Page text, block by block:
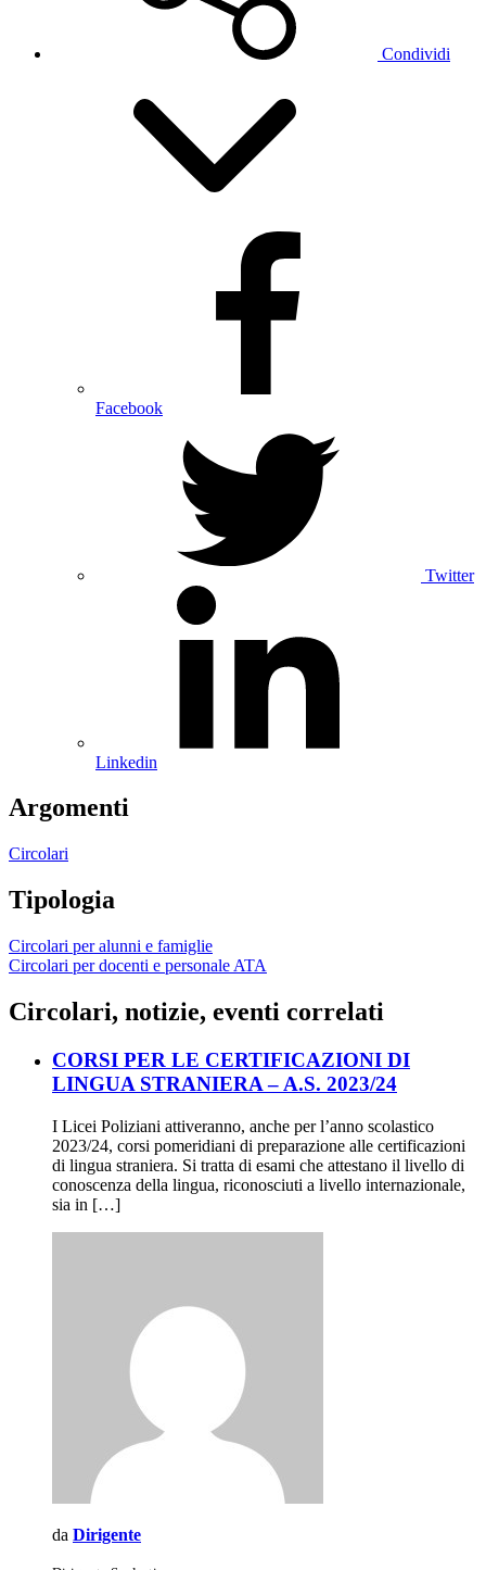
Condividi
Facebook
Twitter
Linkedin
Argomenti
Circolari
Tipologia
Circolari per alunni e famiglie
Circolari per docenti e personale ATA
Circolari, notizie, eventi correlati
CORSI PER LE CERTIFICAZIONI DI
LINGUA STRANIERA – A.S. 2023/24
I Licei Poliziani attiveranno, anche per l’anno scolastico
2023/24, corsi pomeridiani di preparazione alle certificazioni
di lingua straniera. Si tratta di esami che attestano il livello di
conoscenza della lingua, riconosciuti a livello internazionale,
sia in […]
da Dirigente